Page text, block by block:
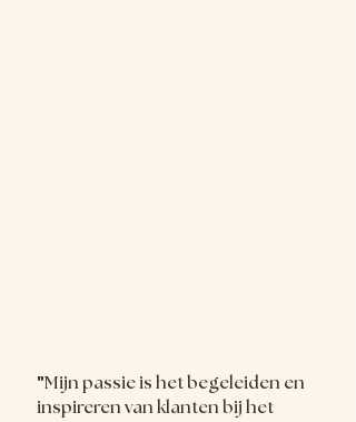
"Mijn passie is het begeleiden en
inspireren van klanten bij het